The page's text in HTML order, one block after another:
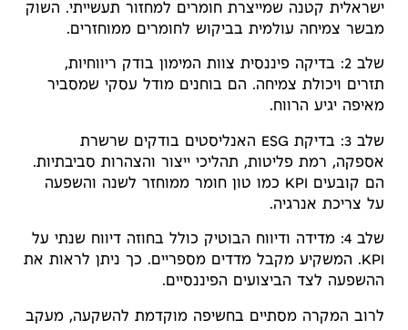
ישראלית קטנה שמייצרת חומרים למחזור תעשייתי. השוק
מבשר צמיחה עולמית בביקוש לחומרים ממוחזרים.
שלב 2: בדיקה פיננסית צוות המימון בודק ריווחיות,
תזרים ויכולת צמיחה. הם בוחנים מודל עסקי שמסביר
מאיפה יגיע הרווח.
שלב 3: בדיקת ESG האנליסטים בודקים שרשרת
אספקה, רמת פליטות, תהליכי ייצור והצהרות סביבתיות.
הם קובעים KPI כמו טון חומר ממוחזר לשנה והשפעה
על צריכת אנרגיה.
שלב 4: מדידה ודיווח הבוטיק כולל בחוזה דיווח שנתי על
KPI. המשקיע מקבל מדדים מספריים. כך ניתן לראות את
ההשפעה לצד הביצועים הפיננסיים.
לרוב המקרה מסתיים בחשיפה מוקדמת להשקעה, מעקב